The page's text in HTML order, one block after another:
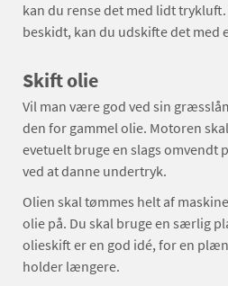
kan du rense det med lidt
beskidt, kan du udskifte det med
Skift olie
Vil man være god ved sin
den for gammel olie. Motoren
evetuelt bruge en slags omvendt
ved at danne undertryk.
Olien skal tømmes helt af
olie på. Du skal bruge en særlig
olieskift er en god idé, for en
holder længere.